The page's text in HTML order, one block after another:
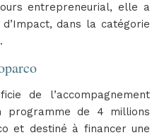
entrepreneurial, elle a
dans la catégorie
de l’accompagnement
programme de 4 millions
et destiné à financer une